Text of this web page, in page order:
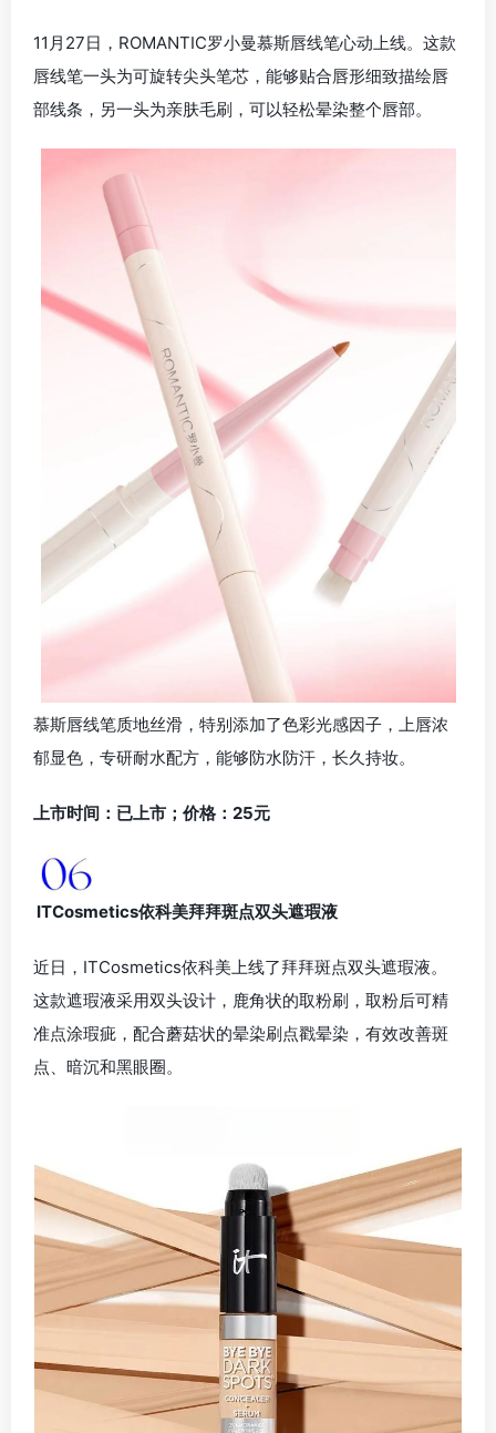
11月27日，ROMANTIC罗小曼慕斯唇线笔心动上线。这款
唇线笔一头为可旋转尖头笔芯，能够贴合唇形细致描绘唇
部线条，另一头为亲肤毛刷，可以轻松晕染整个唇部。
慕斯唇线笔质地丝滑，特别添加了色彩光感因子，上唇浓
郁显色，专研耐水配方，能够防水防汗，长久持妆。
上市时间：已上市；价格：25元
ITCosmetics依科美拜拜斑点双头遮瑕液
近日，ITCosmetics依科美上线了拜拜斑点双头遮瑕液。
这款遮瑕液采用双头设计，鹿角状的取粉刷，取粉后可精
准点涂瑕疵，配合蘑菇状的晕染刷点戳晕染，有效改善斑
点、暗沉和黑眼圈。